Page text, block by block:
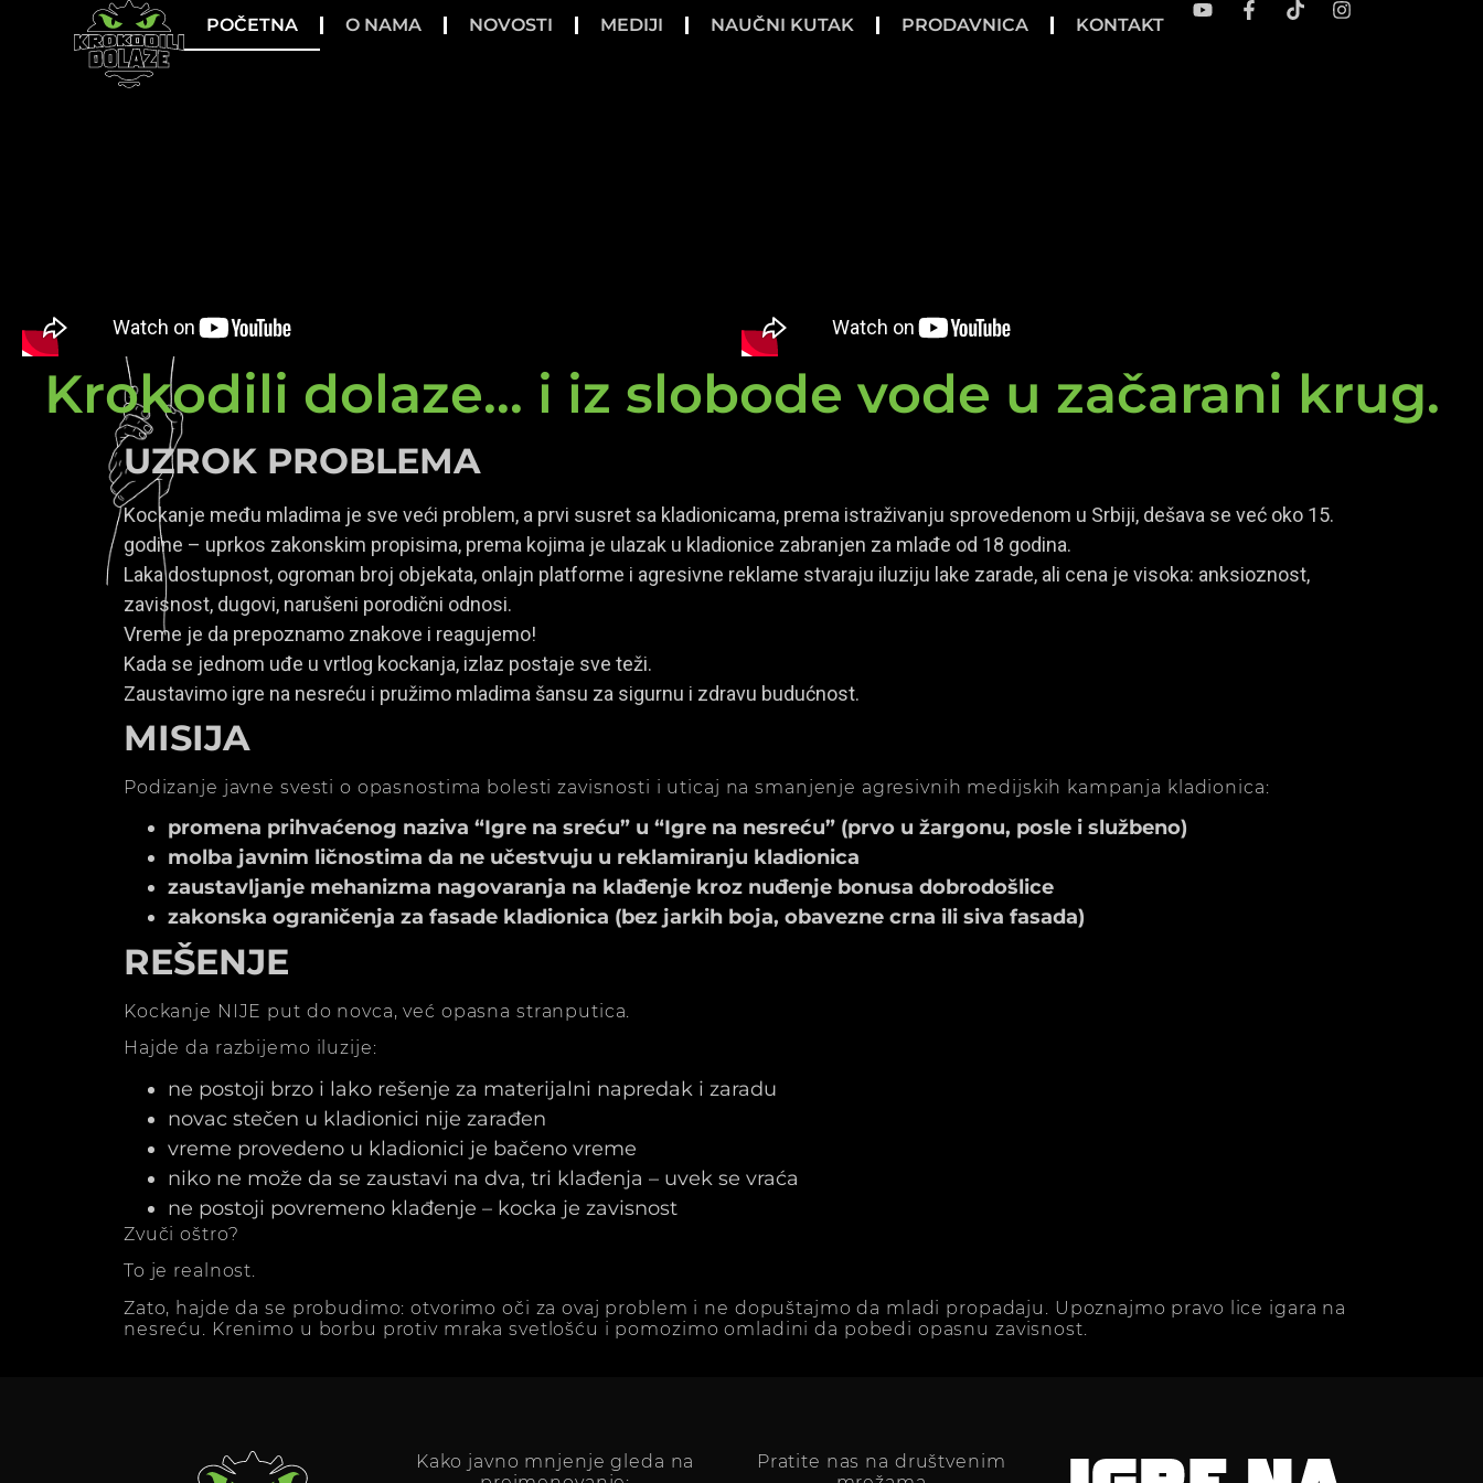
POČETNA O NAMA NOVOSTI MEDIJI NAUČNI KUTAK PRODAVNICA KONTAKT
Krokodili dolaze... i iz slobode vode u začarani krug.
UZROK PROBLEMA
Kockanje među mladima je sve veći problem, a prvi susret sa kladionicama, prema istraživanju sprovedenom u Srbiji, dešava se već oko 15.
godine – uprkos zakonskim propisima, prema kojima je ulazak u kladionice zabranjen za mlađe od 18 godina.
Laka dostupnost, ogroman broj objekata, onlajn platforme i agresivne reklame stvaraju iluziju lake zarade, ali cena je visoka: anksioznost,
zavisnost, dugovi, narušeni porodični odnosi.
Vreme je da prepoznamo znakove i reagujemo!
Kada se jednom uđe u vrtlog kockanja, izlaz postaje sve teži.
Zaustavimo igre na nesreću i pružimo mladima šansu za sigurnu i zdravu budućnost.
MISIJA
Podizanje javne svesti o opasnostima bolesti zavisnosti i uticaj na smanjenje agresivnih medijskih kampanja kladionica:
promena prihvaćenog naziva “Igre na sreću” u “Igre na nesreću” (prvo u žargonu, posle i službeno)
molba javnim ličnostima da ne učestvuju u reklamiranju kladionica
zaustavljanje mehanizma nagovaranja na klađenje kroz nuđenje bonusa dobrodošlice
zakonska ograničenja za fasade kladionica (bez jarkih boja, obavezne crna ili siva fasada)
REŠENJE
Kockanje NIJE put do novca, već opasna stranputica.
Hajde da razbijemo iluzije:
ne postoji brzo i lako rešenje za materijalni napredak i zaradu
novac stečen u kladionici nije zarađen
vreme provedeno u kladionici je bačeno vreme
niko ne može da se zaustavi na dva, tri klađenja – uvek se vraća
ne postoji povremeno klađenje – kocka je zavisnost
Zvuči oštro?
To je realnost.
Zato, hajde da se probudimo: otvorimo oči za ovaj problem i ne dopuštajmo da mladi propadaju. Upoznajmo pravo lice igara na
nesreću. Krenimo u borbu protiv mraka svetlošću i pomozimo omladini da pobedi opasnu zavisnost.
Kako javno mnjenje gleda na
Pratite nas na društvenim